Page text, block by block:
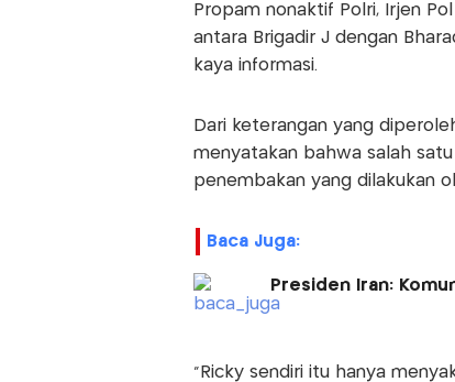
Propam nonaktif Polri, Irjen
antara Brigadir J dengan
kaya informasi.
Dari keterangan yang
menyatakan bahwa salah
penembakan yang dilakukan
Baca Juga:
Presiden Iran:
"Ricky sendiri itu hanya